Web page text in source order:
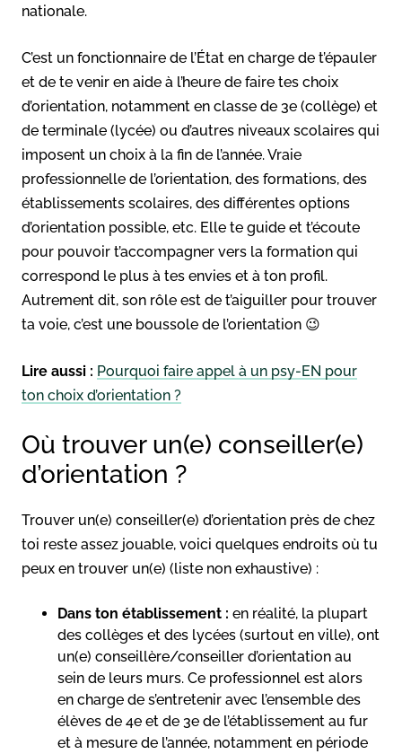
nationale.
C’est un fonctionnaire de l’État en charge de t’épauler
et de te venir en aide à l’heure de faire tes choix
d’orientation, notamment en classe de 3e (collège) et
de terminale (lycée) ou d’autres niveaux scolaires qui
imposent un choix à la fin de l’année. Vraie
professionnelle de l’orientation, des formations, des
établissements scolaires, des différentes options
d’orientation possible, etc. Elle te guide et t’écoute
pour pouvoir t’accompagner vers la formation qui
correspond le plus à tes envies et à ton profil.
Autrement dit, son rôle est de t’aiguiller pour trouver
ta voie, c’est une boussole de l’orientation 😉
Lire aussi : Pourquoi faire appel à un psy-EN pour
ton choix d’orientation ?
Où trouver un(e) conseiller(e)
d’orientation ?
Trouver un(e) conseiller(e) d’orientation près de chez
toi reste assez jouable, voici quelques endroits où tu
peux en trouver un(e) (liste non exhaustive) :
Dans ton établissement : en réalité, la plupart
des collèges et des lycées (surtout en ville), ont
un(e) conseillère/conseiller d’orientation au
sein de leurs murs. Ce professionnel est alors
en charge de s’entretenir avec l’ensemble des
élèves de 4e et de 3e de l’établissement au fur
et à mesure de l’année, notamment en période